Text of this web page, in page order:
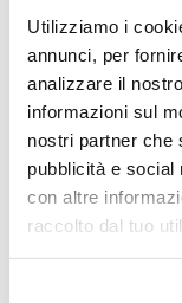
Utilizziamo i
annunci, per
analizzare il
informazioni sul
nostri partner che
pubblicità e social
con altre
raccolto dal tuo
Fracassi